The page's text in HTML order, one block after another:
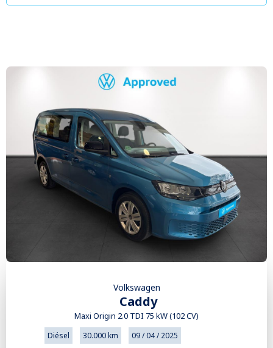
Volkswagen
Caddy
Maxi Origin 2.0 TDI 75 kW (102 CV)
Diésel 30.000 km 09 / 04 / 2025